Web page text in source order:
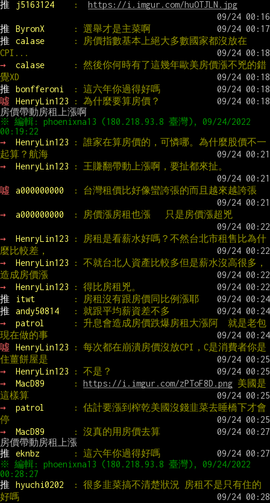
推
j5163124 : https://i.imgur.com/huOTJLN.jpg
推 ByronX
: 選舉才是主菜啊
推
calase
: 房價指數基本上絕大多數國家都沒放在
CPI...
→
calase
: 然後你何時有了這幾年歐美房價漲不兇的錯
覺XD
推
bonfferoni
: 這六年你過得好嗎
噓
HenryLin123
: 為什麼要算房價？
※ 編輯: phoenixna13 (180.218.93.8 臺灣), 09/24/2022
→
HenryLin123
: 誰家在算房價的，可憐哪。為什麼股價不一
起算？航海
→
HenryLin123 : 王賺翻帶動上漲啊，要扯都來扯。
噓 a000000000 : 台灣租價比好像蠻誇張的而且越來越誇張
→ a000000000 : 房價漲房租也漲   只是房價漲超兇
→ HenryLin123
: 房租是看薪水好嗎？不然台北市租售比為什
麼比較差，
→
HenryLin123
: 不就台北人資產比較多但是薪水沒高很多，
造成房價漲
→
HenryLin123
: 得比房租兇。
推
itwt
: 房租沒有跟房價同比例漲耶
推
andy50814
: 就跟平均薪資差不多
→
patrol
: 升息會造成房價跌爆房租大漲阿  就是老包
現在做的事
噓
HenryLin123
: 每次都在崩潰房價沒放CPI，C是消費者你是
住薑餅屋是
→
HenryLin123
: 不是？
→
MacD89 : https://i.imgur.com/zPToF8D.png 美國是
這樣算
→
patrol
: 估計要漲到榨乾美國沒錢韭菜去睡橋下才會
停
→
MacD89
: 沒真的用房價去算
推
eknbz
: 這六年你過得好嗎
※ 編輯: phoenixna13 (180.218.93.8 臺灣), 09/24/2022
推
hyuchi0202
: 很多韭菜搞不清楚狀況 房租不是只有住的
好嗎